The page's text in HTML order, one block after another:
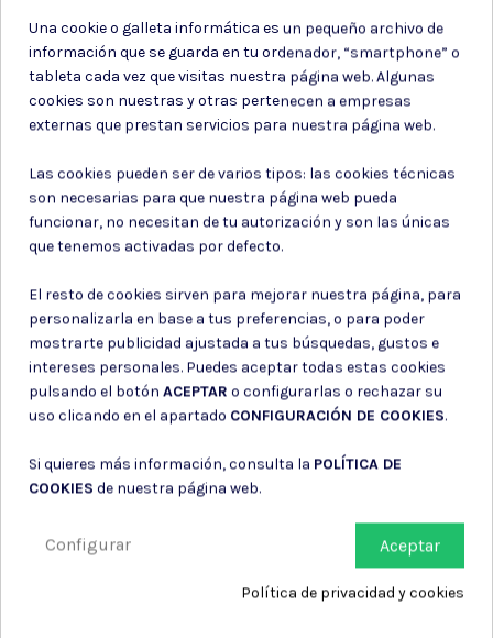
Seguro de Resp. Civil: 17,5 mill.
Suscríbete a nuestro boletín
Puede darse de baja en cualquier momento. Para ello, consulte nuestra
información de contacto en el aviso legal.
Consiento el uso de mis datos para los fines indicados en la
Política de privacidad
Consiento el uso de mis datos personales para recibir publicidad
de su entidad.
Una cookie o galleta informática es un pequeño archivo de
información que se guarda en tu ordenador, “smartphone” o
tableta cada vez que visitas nuestra página web. Algunas
cookies son nuestras y otras pertenecen a empresas
externas que prestan servicios para nuestra página web.
Las cookies pueden ser de varios tipos: las cookies técnicas
son necesarias para que nuestra página web pueda
funcionar, no necesitan de tu autorización y son las únicas
que tenemos activadas por defecto.
El resto de cookies sirven para mejorar nuestra página, para
personalizarla en base a tus preferencias, o para poder
mostrarte publicidad ajustada a tus búsquedas, gustos e
intereses personales. Puedes aceptar todas estas cookies
pulsando el botón ACEPTAR o configurarlas o rechazar su
uso clicando en el apartado CONFIGURACIÓN DE COOKIES.
Si quieres más información, consulta la POLÍTICA DE
COOKIES de nuestra página web.
Aceptar
Configurar
Política de privacidad y cookies